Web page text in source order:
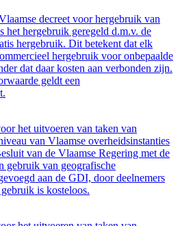
decreet voor hergebruik van
het hergebruik geregeld d.m.v. de
hergebruik. Dit betekent dat elk
hergebruik voor onbepaalde
dat daar kosten aan verbonden zijn.
geldt een
het uitvoeren van taken van
van Vlaamse overheidsinstanties
van de Vlaamse Regering met de
gebruik van geografische
aan de GDI, door deelnemers
is kosteloos.